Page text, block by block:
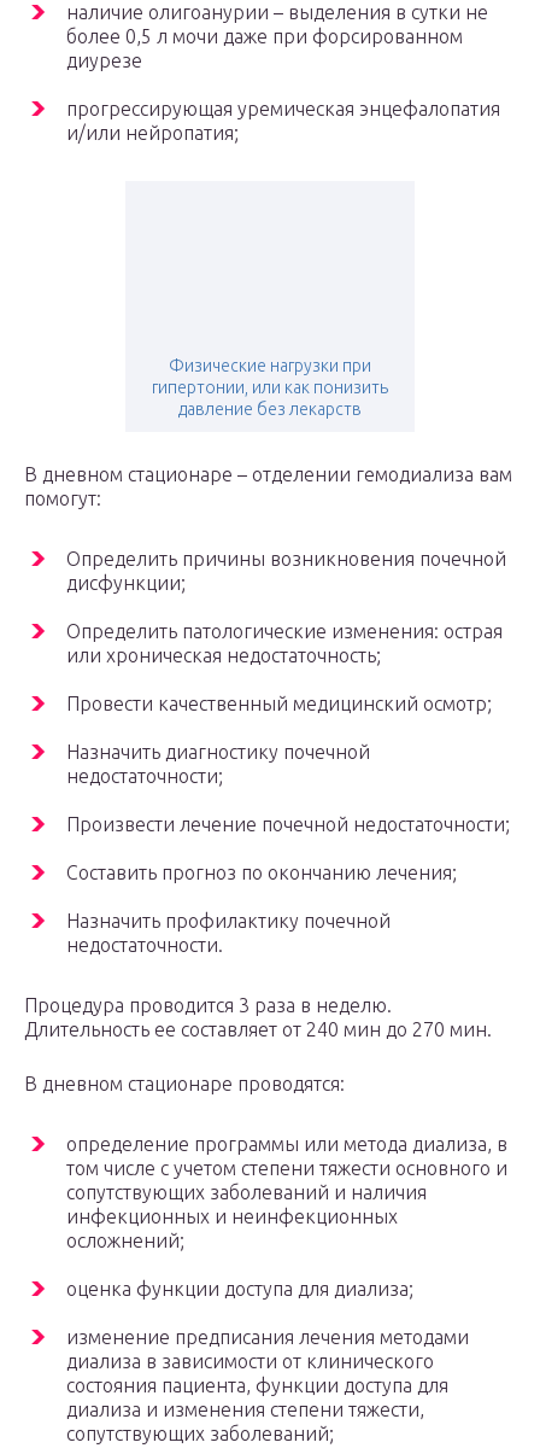
наличие олигоанурии – выделения в сутки не
более 0,5 л мочи даже при форсированном
диурезе
прогрессирующая уремическая энцефалопатия
и/или нейропатия;
Физические нагрузки при
гипертонии, или как понизить
давление без лекарств
В дневном стационаре – отделении гемодиализа вам
помогут:
Определить причины возникновения почечной
дисфункции;
Определить патологические изменения: острая
или хроническая недостаточность;
Провести качественный медицинский осмотр;
Назначить диагностику почечной
недостаточности;
Произвести лечение почечной недостаточности;
Составить прогноз по окончанию лечения;
Назначить профилактику почечной
недостаточности.
Процедура проводится 3 раза в неделю.
Длительность ее составляет от 240 мин до 270 мин.
В дневном стационаре проводятся:
определение программы или метода диализа, в
том числе с учетом степени тяжести основного и
сопутствующих заболеваний и наличия
инфекционных и неинфекционных
осложнений;
оценка функции доступа для диализа;
изменение предписания лечения методами
диализа в зависимости от клинического
состояния пациента, функции доступа для
диализа и изменения степени тяжести,
сопутствующих заболеваний;